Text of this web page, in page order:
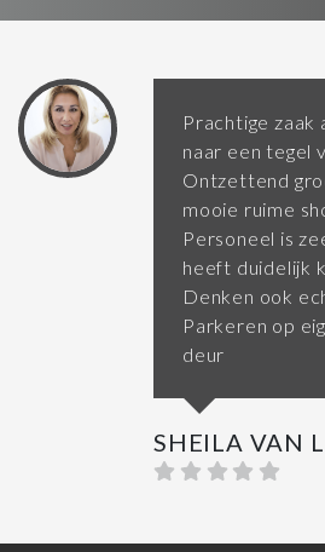
Prachtige zaak
naar een tegel
Ontzettend
mooie ruime
Personeel is
heeft duidelijk
Denken ook
Parkeren op
deur
SHEILA VAN